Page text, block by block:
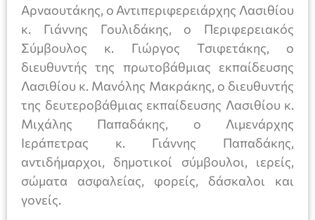
Αρναουτάκης, ο Αντιπεριφερειάρχης Λασιθίου
κ. Γιάννης Γουλιδάκης, ο Περιφερειακός
Σύμβουλος κ. Γιώργος Τσιφετάκης, ο
διευθυντής της πρωτοβάθμιας εκπαίδευσης
Λασιθίου κ. Μανόλης Μακράκης, ο διευθυντής
της δευτεροβάθμιας εκπαίδευσης Λασιθίου κ.
Μιχάλης Παπαδάκης, ο Λιμενάρχης
Ιεράπετρας κ. Γιάννης Παπαδάκης,
αντιδήμαρχοι, δημοτικοί σύμβουλοι, ιερείς,
σώματα ασφαλείας, φορείς, δάσκαλοι και
γονείς.